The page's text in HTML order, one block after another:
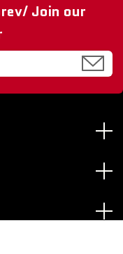
Join our